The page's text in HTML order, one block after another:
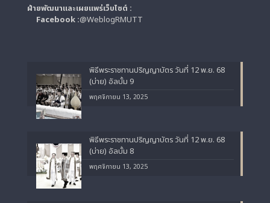
ฝ่ายพัฒนาและเผยแพร่เว็บไซต์ :
Facebook :@WeblogRMUTT
พิธีพระราชทานปริญญาบัตร วันที่ 12 พ.ย. 68
(บ่าย) อัลบั้ม 9
พฤศจิกายน 13, 2025
พิธีพระราชทานปริญญาบัตร วันที่ 12 พ.ย. 68
(บ่าย) อัลบั้ม 8
พฤศจิกายน 13, 2025